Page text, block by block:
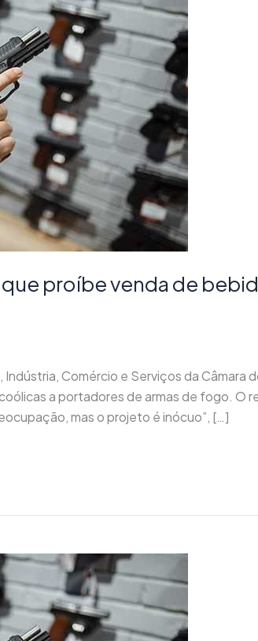
proíbe venda de
Comércio e Serviços da
a portadores de armas de fogo.
mas o projeto é inócuo”, […]